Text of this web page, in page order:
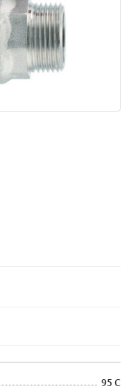
95 С